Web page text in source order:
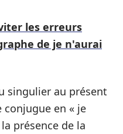
les erreurs
de je n'aurai
singulier au présent
conjugue en « je
présence de la